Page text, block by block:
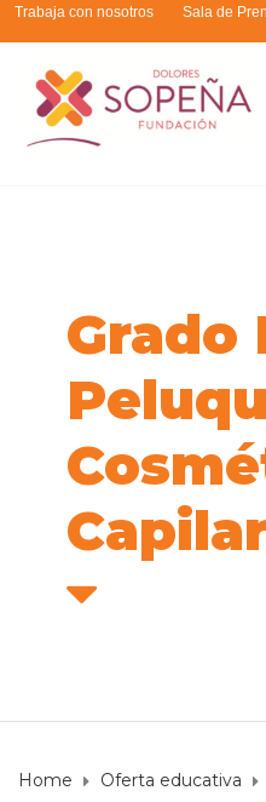
Trabaja con nosotros Sala de
Grado
Home
Oferta educativa